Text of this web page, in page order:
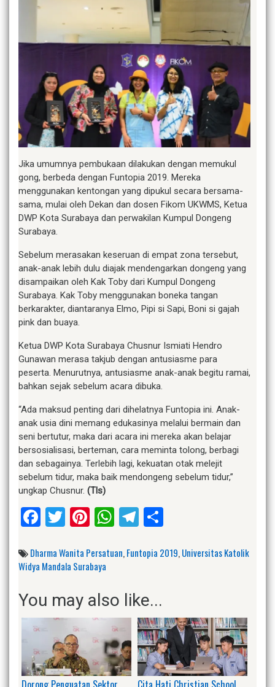
Jika umumnya pembukaan dilakukan dengan memukul
gong, berbeda dengan Funtopia 2019. Mereka
menggunakan kentongan yang dipukul secara bersama-
sama, mulai oleh Dekan dan dosen Fikom UKWMS, Ketua
DWP Kota Surabaya dan perwakilan Kumpul Dongeng
Surabaya.
Sebelum merasakan keseruan di empat zona tersebut,
anak-anak lebih dulu diajak mendengarkan dongeng yang
disampaikan oleh Kak Toby dari Kumpul Dongeng
Surabaya. Kak Toby menggunakan boneka tangan
berkarakter, diantaranya Elmo, Pipi si Sapi, Boni si gajah
pink dan buaya.
Ketua DWP Kota Surabaya Chusnur Ismiati Hendro
Gunawan merasa takjub dengan antusiasme para
peserta. Menurutnya, antusiasme anak-anak begitu ramai,
bahkan sejak sebelum acara dibuka.
“Ada maksud penting dari dihelatnya Funtopia ini. Anak-
anak usia dini memang edukasinya melalui bermain dan
seni bertutur, maka dari acara ini mereka akan belajar
bersosialisasi, berteman, cara meminta tolong, berbagi
dan sebagainya. Terlebih lagi, kekuatan otak melejit
sebelum tidur, maka baik mendongeng sebelum tidur,”
ungkap Chusnur. (Tls)
Facebook
Twitter
Pinterest
WhatsApp
Telegram
Dharma Wanita Persatuan,Funtopia 2019,Universitas Katolik
Widya Mandala Surabaya
You may also like...